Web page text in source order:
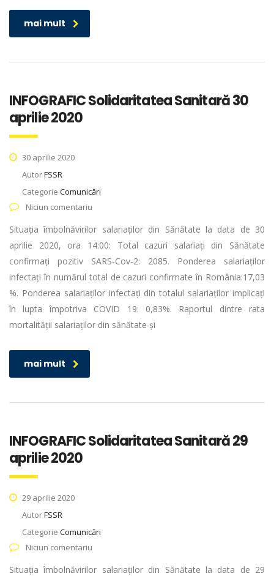
mai mult
INFOGRAFIC Solidaritatea Sanitară 30
aprilie 2020
30 aprilie 2020
AutorFSSR
Categorie Comunicări
Niciun comentariu
Situația îmbolnăvirilor salariaților din Sănătate la data de 30
aprilie 2020, ora 14:00: Total cazuri salariați din Sănătate
confirmați pozitiv SARS-Cov-2: 2085. Ponderea salariaților
infectați în numărul total de cazuri confirmate în România:17,03
%. Ponderea salariaților infectați din totalul salariaților implicați
în lupta împotriva COVID 19: 0,83%. Raportul dintre rata
mortalității salariaților din sănătate și
mai mult
INFOGRAFIC Solidaritatea Sanitară 29
aprilie 2020
29 aprilie 2020
AutorFSSR
Categorie Comunicări
Niciun comentariu
Situația îmbolnăvirilor salariaților din Sănătate la data de 29